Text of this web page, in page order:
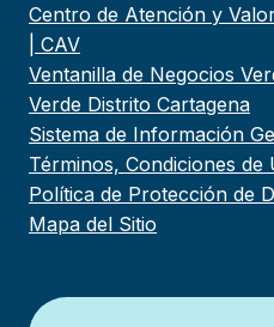
Centro de Atención y
| CAV
Ventanilla de Negocios
Verde Distrito Cartagena
Sistema de Información
Términos, Condiciones
Política de Protección de
Mapa del Sitio